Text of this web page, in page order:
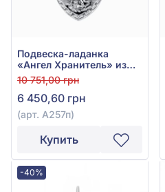
Подвеска-ладанка
«Ангел Хранитель» из
серебра 925° без
вставки, арт. А257п
10 751,00 грн
6 450,60 грн
(арт. А257п)
Купить
-40%